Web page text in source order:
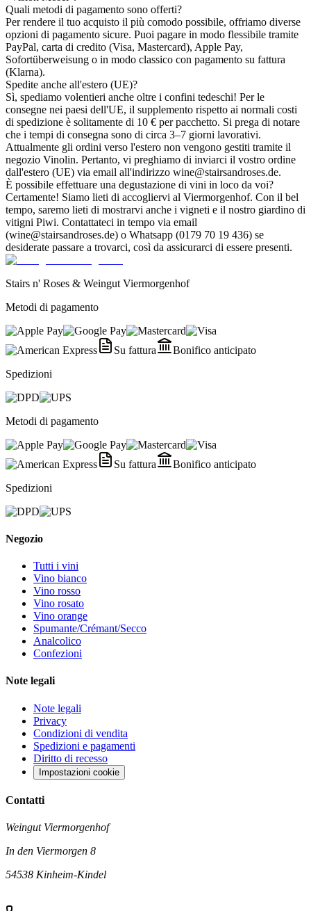
Quali metodi di pagamento sono offerti?
Per rendere il tuo acquisto il più comodo possibile, offriamo diverse
opzioni di pagamento sicure. Puoi pagare in modo flessibile tramite
PayPal, carta di credito (Visa, Mastercard), Apple Pay,
Sofortüberweisung o in modo classico con pagamento su fattura
(Klarna).
Spedite anche all'estero (UE)?
Sì, spediamo volentieri anche oltre i confini tedeschi! Per le
consegne nei paesi dell'UE, il supplemento rispetto ai normali costi
di spedizione è solitamente di 10 € per pacchetto. Si prega di notare
che i tempi di consegna sono di circa 3–7 giorni lavorativi.
Attualmente gli ordini verso l'estero non vengono gestiti tramite il
negozio Vinolin. Pertanto, vi preghiamo di inviarci il vostro ordine
dall'estero (UE) via email all'indirizzo wine@stairsandroses.de.
È possibile effettuare una degustazione di vini in loco da voi?
Certamente! Siamo lieti di accogliervi al Viermorgenhof. Con il bel
tempo, saremo lieti di mostrarvi anche i vigneti e il nostro giardino di
vitigni Piwi. Contattateci in tempo via email
(wine@stairsandroses.de) o Whatsapp (0179 70 19 436) se
desiderate passare a trovarci, così da assicurarci di essere presenti.
Stairs n' Roses & Weingut Viermorgenhof
Metodi di pagamento
Su fattura
Bonifico anticipato
Spedizioni
Metodi di pagamento
Su fattura
Bonifico anticipato
Spedizioni
Negozio
Tutti i vini
Vino bianco
Vino rosso
Vino rosato
Vino orange
Spumante/Crémant/Secco
Analcolico
Confezioni
Note legali
Note legali
Privacy
Condizioni di vendita
Spedizioni e pagamenti
Diritto di recesso
Impostazioni cookie
Contatti
Weingut Viermorgenhof
In den Viermorgen 8
54538 Kinheim-Kindel